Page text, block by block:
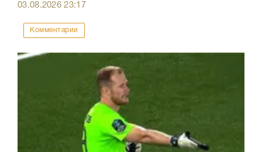
03.08.202623:17
Комментарии